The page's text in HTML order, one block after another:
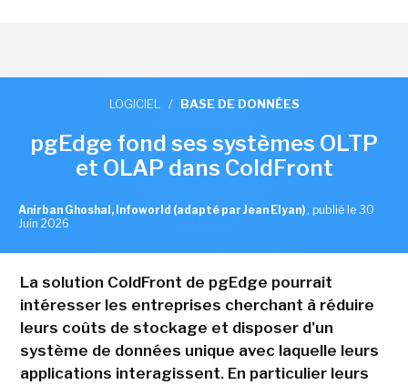
LOGICIEL / BASE DE DONNÉES
pgEdge fond ses systèmes OLTP
et OLAP dans ColdFront
Anirban Ghoshal, Infoworld (adapté par Jean Elyan) , publié le 30
Juin 2026
La solution ColdFront de pgEdge pourrait
intéresser les entreprises cherchant à réduire
leurs coûts de stockage et disposer d'un
système de données unique avec laquelle leurs
applications interagissent. En particulier leurs